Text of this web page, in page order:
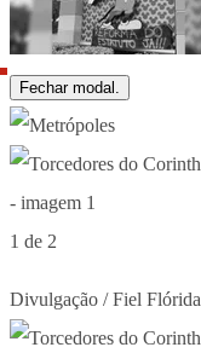
Fechar modal.
1 de 2
Divulgação / Fiel Flórida